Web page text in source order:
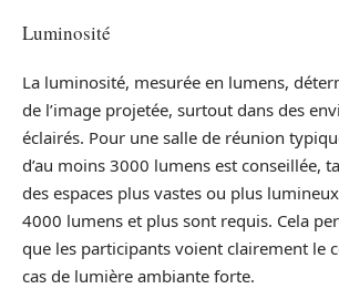
Luminosité
La luminosité, mesurée en lumens,
de l’image projetée, surtout dans des
éclairés. Pour une salle de réunion
d’au moins 3000 lumens est conseillée,
des espaces plus vastes ou plus
4000 lumens et plus sont requis. Cela
que les participants voient clairement le
cas de lumière ambiante forte.